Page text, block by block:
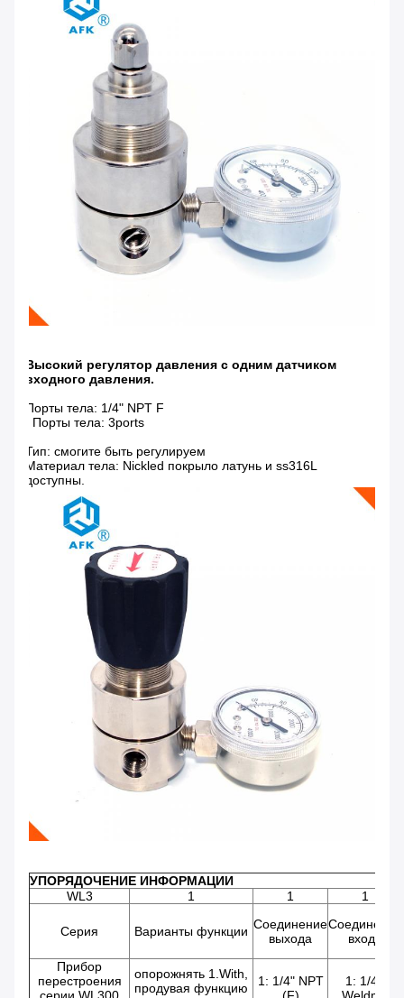
Высокий регулятор давления с одним датчиком
входного давления.
Порты тела: 1/4" NPT F
Порты тела: 3ports
Тип: смогите быть регулируем
Материал тела: Nickled покрыло латунь и ss316L
доступны.
УПОРЯДОЧЕНИЕ ИНФОРМАЦИИ
WL3
1 1 1
Серия Варианты функции Соединение
выхода
Соединение
входа
Прибор
перестроения
опорожнять 1.With,
продувая функцию
1: 1/4" NPT
1: 1/4 ″